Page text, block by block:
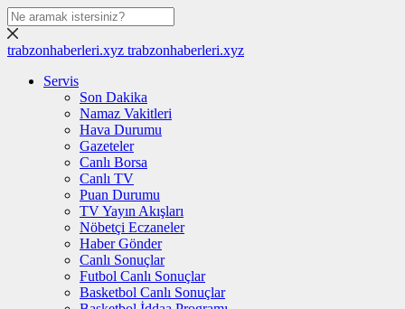
trabzonhaberleri.xyz trabzonhaberleri.xyz
Servis
Son Dakika
Namaz Vakitleri
Hava Durumu
Gazeteler
Canlı Borsa
Canlı TV
Puan Durumu
TV Yayın Akışları
Nöbetçi Eczaneler
Haber Gönder
Canlı Sonuçlar
Futbol Canlı Sonuçlar
Basketbol Canlı Sonuçlar